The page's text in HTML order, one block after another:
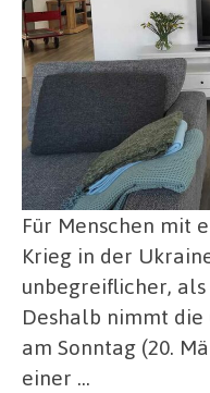
Für Menschen mit
Krieg in der
unbegreiflicher,
Deshalb nimmt
am Sonntag (20.
einer …